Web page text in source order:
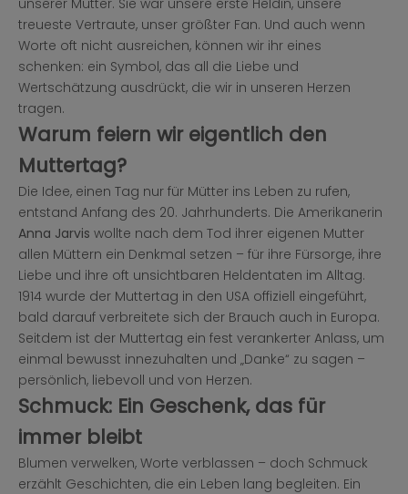
treueste Vertraute, unser größter Fan. Und auch wenn
Worte oft nicht ausreichen, können wir ihr eines
schenken: ein Symbol, das all die Liebe und
Wertschätzung ausdrückt, die wir in unseren Herzen
tragen.
Warum feiern wir eigentlich den
Muttertag?
Die Idee, einen Tag nur für Mütter ins Leben zu rufen,
entstand Anfang des 20. Jahrhunderts. Die Amerikanerin
Anna Jarvis wollte nach dem Tod ihrer eigenen Mutter
allen Müttern ein Denkmal setzen – für ihre Fürsorge, ihre
Liebe und ihre oft unsichtbaren Heldentaten im Alltag.
1914 wurde der Muttertag in den USA offiziell eingeführt,
bald darauf verbreitete sich der Brauch auch in Europa.
Seitdem ist der Muttertag ein fest verankerter Anlass, um
einmal bewusst innezuhalten und „Danke“ zu sagen –
persönlich, liebevoll und von Herzen.
Schmuck: Ein Geschenk, das für
immer bleibt
Blumen verwelken, Worte verblassen – doch Schmuck
erzählt Geschichten, die ein Leben lang begleiten. Ein